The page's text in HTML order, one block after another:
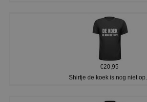
€20,95
Shirtje de koek is nog niet op...